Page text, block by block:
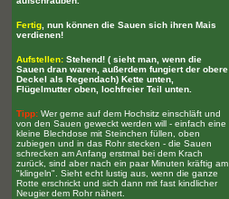
Fertig , nun können die Sauen sich ihren Mais
verdienen!
Aufstellen: Stehend! ( sieht man, wenn die
Sauen dran waren, außerdem fungiert der obere
Deckel als Regendach) Kette unten,
Flügelmutter oben, lochfreier Teil unten.
Tipp: Wer gerne auf dem Hochsitz einschläft und
von den Sauen geweckt werden will - einfach eine
kleine Blechdose mit Steinchen füllen, oben
zubiegen und in das Rohr stecken - die Sauen
schrecken am Anfang erstmal bei dem Krach
zurück, sind aber nach ein paar Minuten kräftig am
"klingeln". Sieht echt lustig aus, wenn die ganze
Rotte erschrickt und sich dann mit fast kindlicher
Neugier dem Rohr nähert.